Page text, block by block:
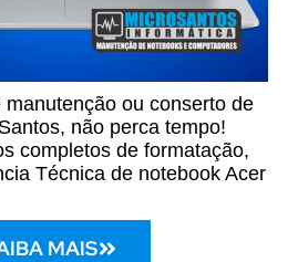
ou conserto de
não perca tempo!
completos de formatação,
Técnica de notebook Acer
MAIS